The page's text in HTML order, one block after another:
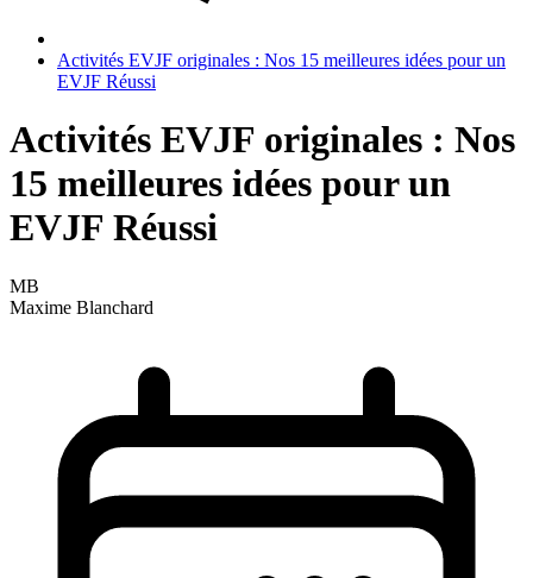
Activités EVJF originales : Nos 15 meilleures idées pour un
EVJF Réussi
Activités EVJF originales : Nos
15 meilleures idées pour un
EVJF Réussi
MB
Maxime Blanchard